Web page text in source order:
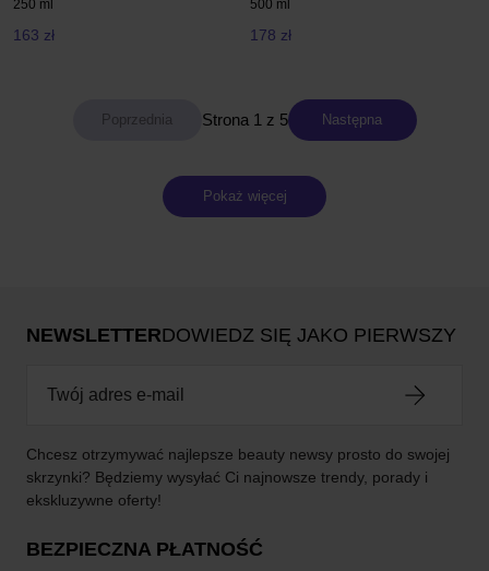
250 ml
163 zł
500 ml
178 zł
Strona 1 z 5 Następna
Pokaż więcej
NEWSLETTERDOWIEDZ SIĘ JAKO PIERWSZY
Chcesz otrzymywać najlepsze beauty newsy prosto do swojej
skrzynki? Będziemy wysyłać Ci najnowsze trendy, porady i
ekskluzywne oferty!
BEZPIECZNA PŁATNOŚĆ